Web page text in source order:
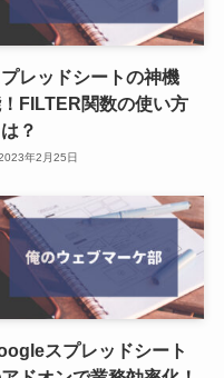
レッドシートの神機
FILTER関数の使い方
？
年2月25日
スプレッドシート